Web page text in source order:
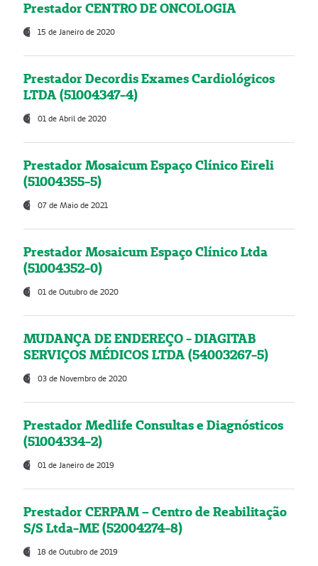
Prestador CENTRO DE ONCOLOGIA
15 de Janeiro de 2020
Prestador Decordis Exames Cardiológicos
LTDA (51004347-4)
01 de Abril de 2020
Prestador Mosaicum Espaço Clínico Eireli
(51004355-5)
07 de Maio de 2021
Prestador Mosaicum Espaço Clínico Ltda
(51004352-0)
01 de Outubro de 2020
MUDANÇA DE ENDEREÇO - DIAGITAB
SERVIÇOS MÉDICOS LTDA (54003267-5)
03 de Novembro de 2020
Prestador Medlife Consultas e Diagnósticos
(51004334-2)
01 de Janeiro de 2019
Prestador CERPAM – Centro de Reabilitação
S/S Ltda-ME (52004274-8)
18 de Outubro de 2019